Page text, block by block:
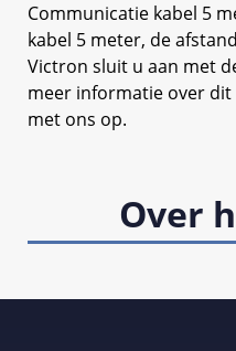
Over
Communicatie kabel 5
kabel 5 meter, de
Victron sluit u aan met
meer informatie over
met ons op.